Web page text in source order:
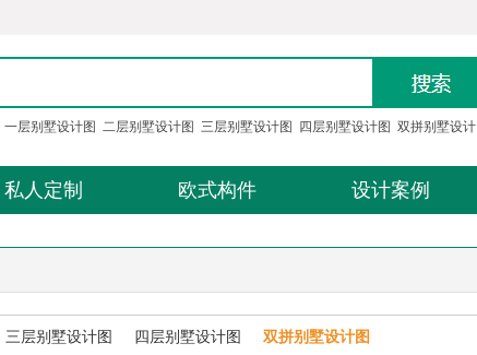
一层别墅设计图 二层别墅设计图 三层别墅设计图 四层别墅设计图 双拼别墅设计
私人定制 欧式构件 设计案例
三层别墅设计图 四层别墅设计图
双拼别墅设计图